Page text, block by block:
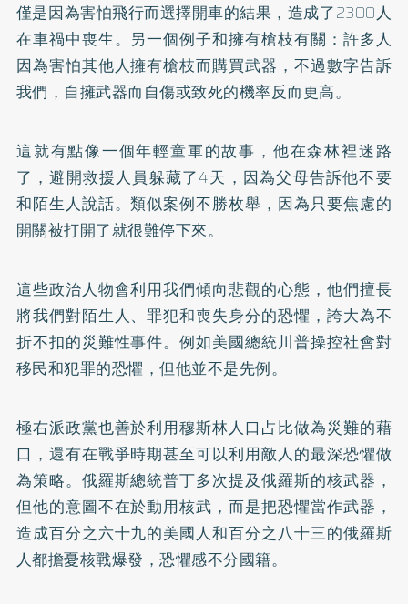
僅是因為害怕飛行而選擇開車的結果，造成了2300人
在車禍中喪生。另一個例子和擁有槍枝有關：許多人
因為害怕其他人擁有槍枝而購買武器，不過數字告訴
我們，自擁武器而自傷或致死的機率反而更高。
這就有點像一個年輕童軍的故事，他在森林裡迷路
了，避開救援人員躲藏了4天，因為父母告訴他不要
和陌生人說話。類似案例不勝枚舉，因為只要焦慮的
開關被打開了就很難停下來。
這些政治人物會利用我們傾向悲觀的心態，他們擅長
將我們對陌生人、罪犯和喪失身分的恐懼，誇大為不
折不扣的災難性事件。例如美國總統川普操控社會對
移民和犯罪的恐懼，但他並不是先例。
極右派政黨也善於利用穆斯林人口占比做為災難的藉
口，還有在戰爭時期甚至可以利用敵人的最深恐懼做
為策略。俄羅斯總統普丁多次提及俄羅斯的核武器，
但他的意圖不在於動用核武，而是把恐懼當作武器，
造成百分之六十九的美國人和百分之八十三的俄羅斯
人都擔憂核戰爆發，恐懼感不分國籍。